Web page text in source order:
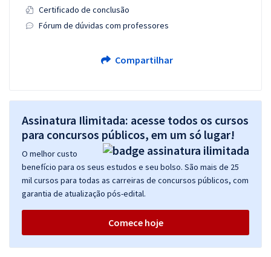
Certificado de conclusão
Fórum de dúvidas com professores
Compartilhar
Assinatura Ilimitada: acesse todos os cursos
para concursos públicos, em um só lugar!
O melhor custo
benefício para os seus estudos e seu bolso. São mais de 25
mil cursos para todas as carreiras de concursos públicos, com
garantia de atualização pós-edital.
Comece hoje